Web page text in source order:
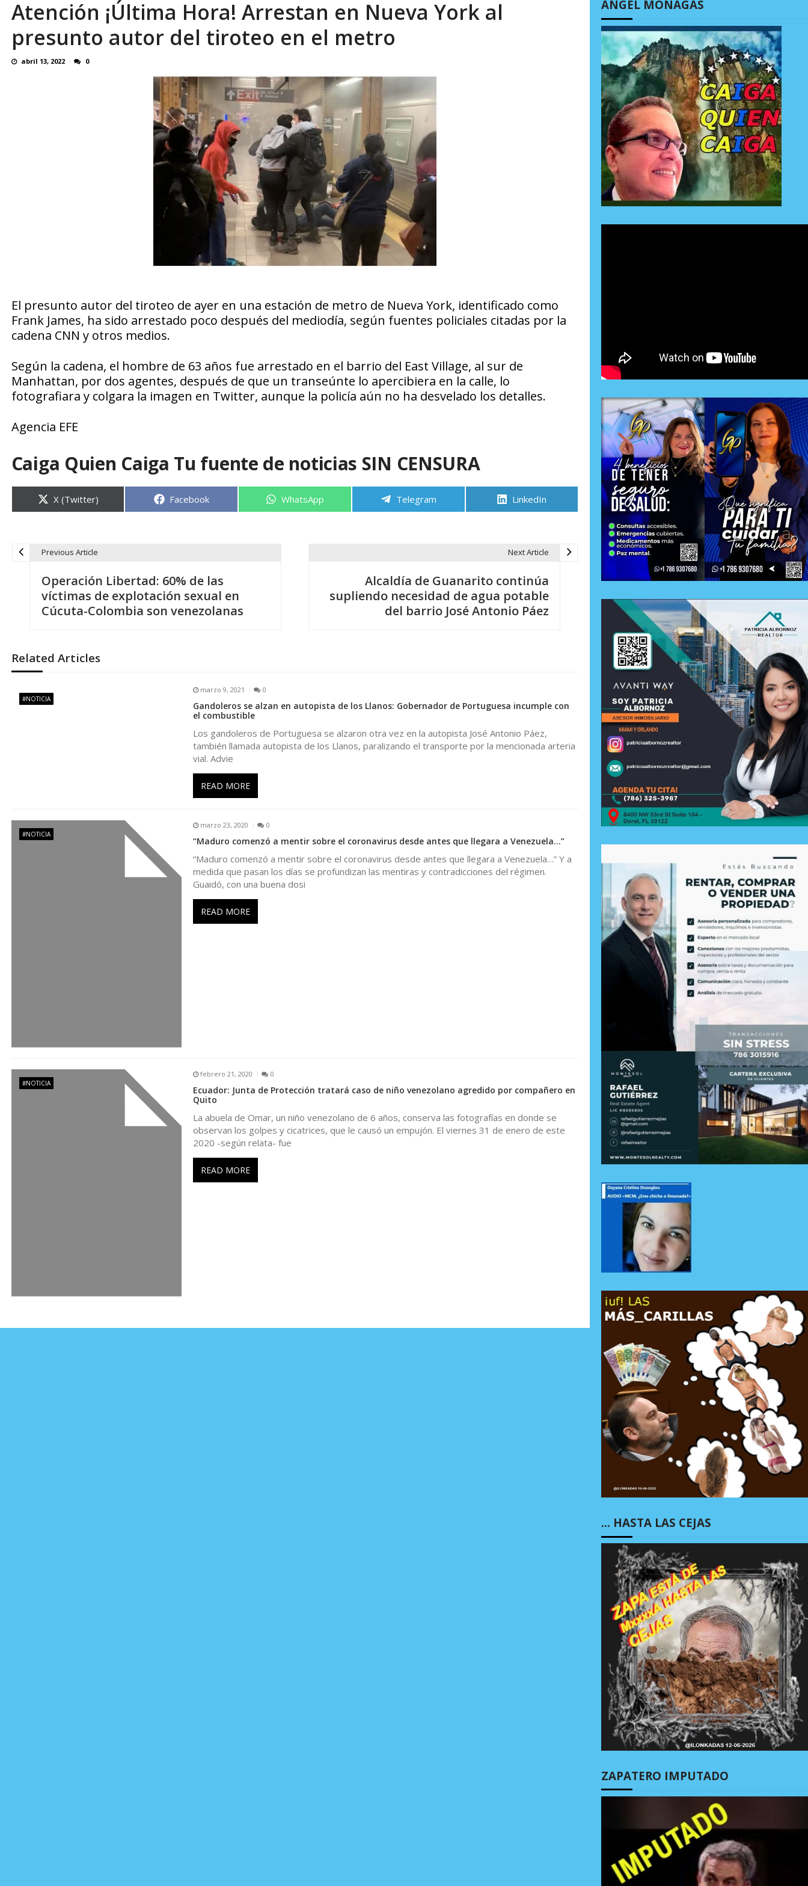
¿QUE PROTEGES TU? Por: Miguel Ángel León R AGOSTO 8, 2026
Atención ¡Última Hora! Arrestan en Nueva York al
presunto autor del tiroteo en el metro
abril 13, 2022 0
El presunto autor del tiroteo de ayer en una estación de metro de Nueva York, identificado como
Frank James, ha sido arrestado poco después del mediodía, según fuentes policiales citadas por la
cadena CNN y otros medios.
Según la cadena, el hombre de 63 años fue arrestado en el barrio del East Village, al sur de
Manhattan, por dos agentes, después de que un transeúnte lo apercibiera en la calle, lo
fotografiara y colgara la imagen en Twitter, aunque la policía aún no ha desvelado los detalles.
Agencia EFE
Caiga Quien Caiga Tu fuente de noticias SIN CENSURA
Compartir
en
X (Twitter) Compartir
Facebook Compartir
WhatsApp Compartir
Telegram Compartir
LinkedIn
e
g
n
a
d
Previous Article
Operación Libertad: 60% de las
víctimas de explotación sexual en
Cúcuta-Colombia son venezolanas
Next Article
Alcaldía de Guanarito continúa
supliendo necesidad de agua potable
del barrio José Antonio Páez
Related Articles
#NOTICIA
marzo 9, 2021 0
Gandoleros se alzan en autopista de los Llanos: Gobernador de Portuguesa incumple con
el combustible
Los gandoleros de Portuguesa se alzaron otra vez en la autopista José Antonio Páez​​,
también llamada autopista de los Llanos, paralizando el transporte por la mencionada arteria
vial. Advie
READ MORE
#NOTICIA
marzo 23, 2020 0
“Maduro comenzó a mentir sobre el coronavirus desde antes que llegara a Venezuela…”
“Maduro comenzó a mentir sobre el coronavirus desde antes que llegara a Venezuela…” Y a
medida que pasan los días se profundizan las mentiras y contradicciones del régimen.
Guaidó, con una buena dosi
READ MORE
#NOTICIA
febrero 21, 2020 0
Ecuador: Junta de Protección tratará caso de niño venezolano agredido por compañero en
Quito
La abuela de Omar, un niño venezolano de 6 años, conserva las fotografías en donde se
observan los golpes y cicatrices, que le causó un empujón. El viernes 31 de enero de este
2020 -según relata- fue
READ MORE
ÁNGEL MONAGAS
… HASTA LAS CEJAS
ZAPATERO IMPUTADO